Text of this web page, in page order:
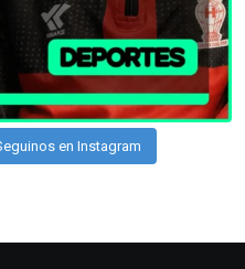
en Instagram